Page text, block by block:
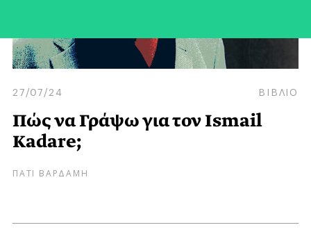
27/07/24 ΒΙΒΛΙΟ
Πώς να Γράψω για τον Ismail
Kadare;
ΠΑΤΙ ΒΑΡΔΑΜΗ